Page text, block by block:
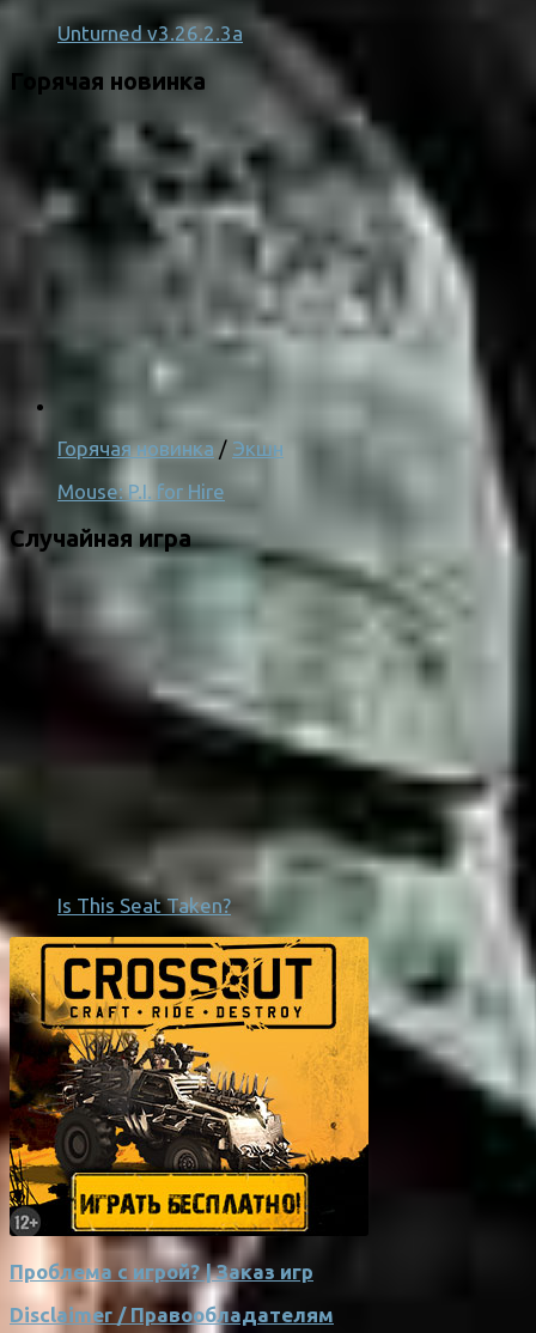
Unturned v3.26.2.3a
Горячая новинка
Горячая новинка / Экшн
Mouse: P.I. for Hire
Случайная игра
Is This Seat Taken?
Проблема с игрой? | Заказ игр
Disclaimer / Правообладателям